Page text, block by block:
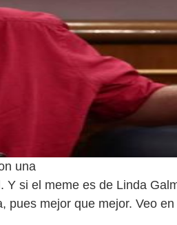
una
Y si el meme es de Linda
pues mejor que mejor. Veo en